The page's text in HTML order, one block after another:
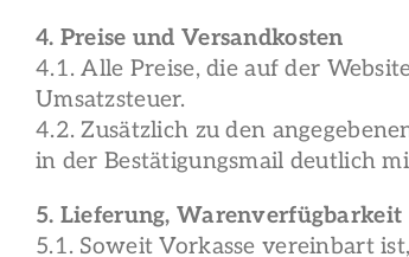
4. Preise und Versandkosten
4.1. Alle Preise, die auf der
Umsatzsteuer.
4.2. Zusätzlich zu den
in der Bestätigungsmail deutlich
5. Lieferung, Warenverfügbarkeit
5.1. Soweit Vorkasse vereinbart